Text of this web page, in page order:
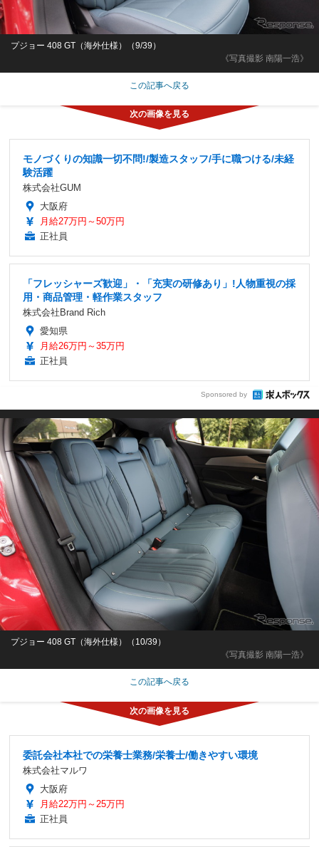
《写真撮影 南陽一浩》
プジョー 408 GT（海外仕様）（9/39）
この記事へ戻る
モノづくりの知識一切不問!/製造スタッフ/手に職つける/未経
験活躍
株式会社GUM
大阪府
月給27万円～50万円
正社員
「フレッシャーズ歓迎」・「充実の研修あり」!人物重視の採
用・商品管理・軽作業スタッフ
株式会社Brand Rich
愛知県
月給26万円～35万円
正社員
Sponsored by
《写真撮影 南陽一浩》
プジョー 408 GT（海外仕様）（10/39）
この記事へ戻る
委託会社本社での栄養士業務/栄養士/働きやすい環境
株式会社マルワ
大阪府
月給22万円～25万円
正社員